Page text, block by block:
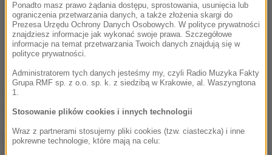
Służby ratunkowe natychmiast pojawiły się na
miejscu zdarzenia.
Ponadto masz prawo żądania dostępu, sprostowania, usunięcia lub
ograniczenia przetwarzania danych, a także złożenia skargi do
Prezesa Urzędu Ochrony Danych Osobowych. W polityce prywatności
znajdziesz informacje jak wykonać swoje prawa. Szczegółowe
informacje na temat przetwarzania Twoich danych znajdują się w
polityce prywatności.
Administratorem tych danych jesteśmy my, czyli Radio Muzyka Fakty
Grupa RMF sp. z o.o. sp. k. z siedzibą w Krakowie, al. Waszyngtona
1.
Stosowanie plików cookies i innych technologii
Wraz z partnerami stosujemy pliki cookies (tzw. ciasteczka) i inne
pokrewne technologie, które mają na celu: